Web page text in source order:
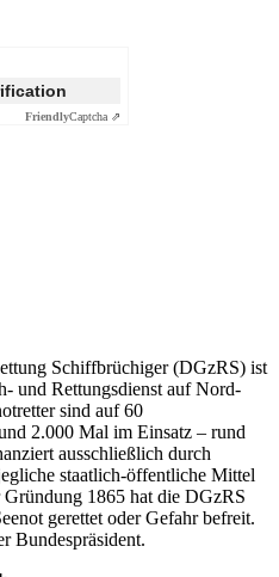
FriendlyCaptcha ⇗
Schiffbrüchiger (DGzRS) ist
und Rettungsdienst auf Nord-
sind auf 60
2.000 Mal im Einsatz – rund
ausschließlich durch
staatlich-öffentliche Mittel
1865 hat die DGzRS
gerettet oder Gefahr befreit.
Bundespräsident.